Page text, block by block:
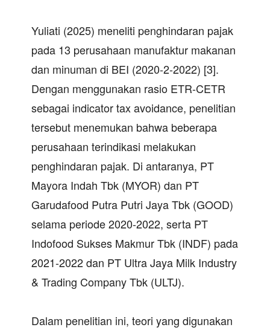
Yuliati (2025) meneliti penghindaran pajak
pada 13 perusahaan manufaktur makanan
dan minuman di BEI (2020-2-2022) [3].
Dengan menggunakan rasio ETR-CETR
sebagai indicator tax avoidance, penelitian
tersebut menemukan bahwa beberapa
perusahaan terindikasi melakukan
penghindaran pajak. Di antaranya, PT
Mayora Indah Tbk (MYOR) dan PT
Garudafood Putra Putri Jaya Tbk (GOOD)
selama periode 2020-2022, serta PT
Indofood Sukses Makmur Tbk (INDF) pada
2021-2022 dan PT Ultra Jaya Milk Industry
& Trading Company Tbk (ULTJ).
Dalam penelitian ini, teori yang digunakan